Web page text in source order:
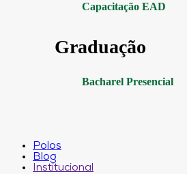
Capacitação EAD
Graduação
Bacharel Presencial
Polos
Blog
Institucional